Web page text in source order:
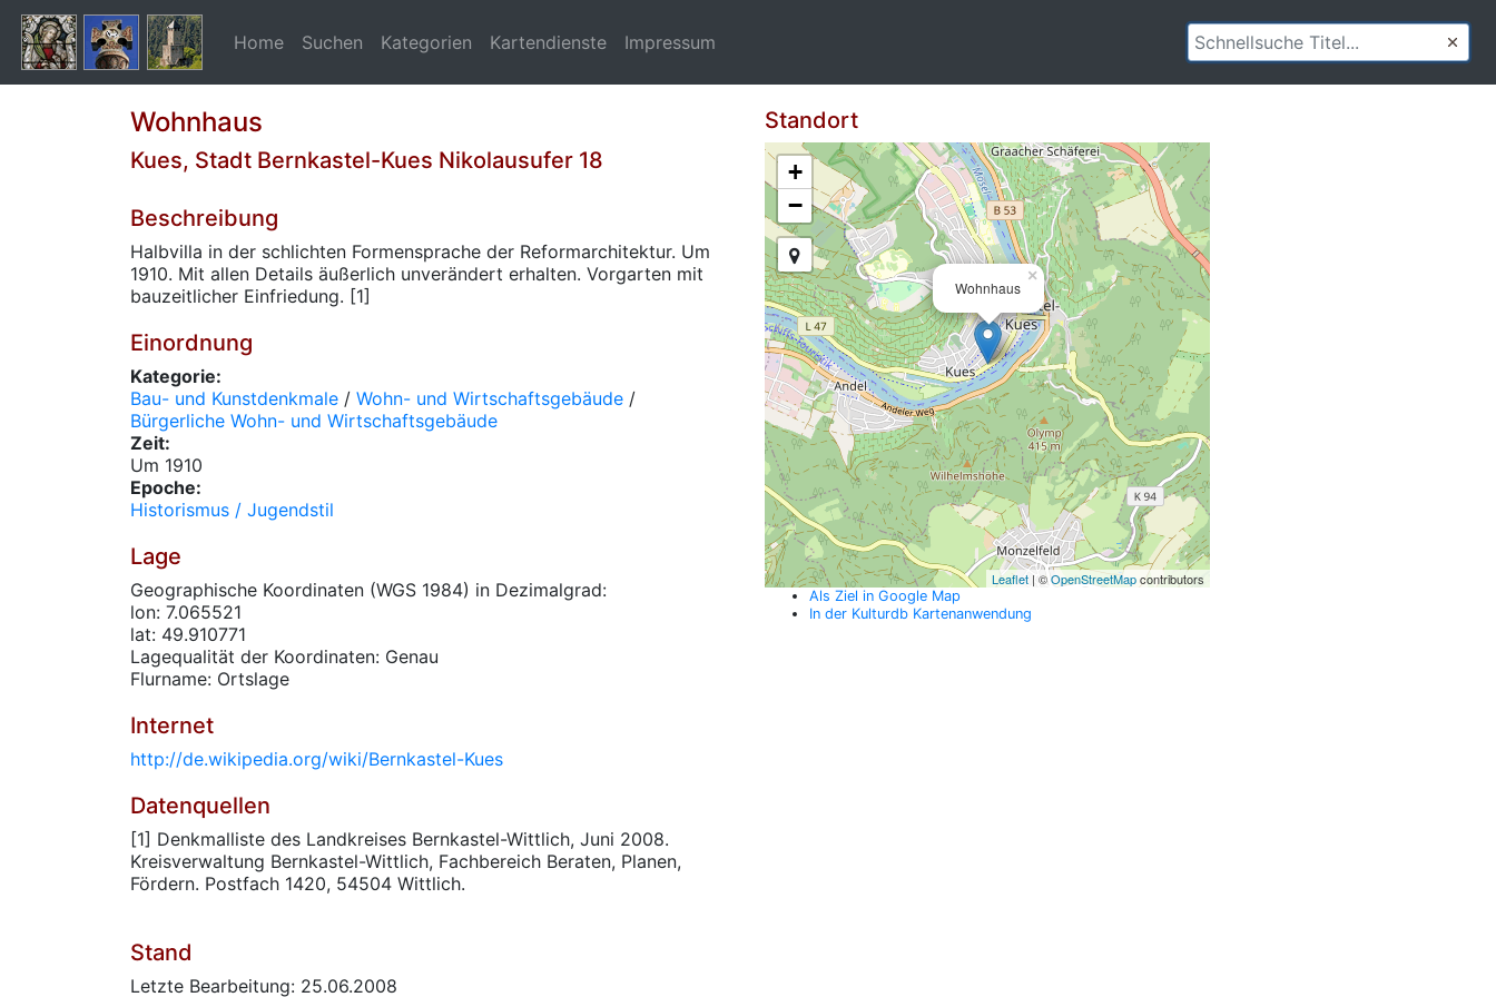
Home Suchen Kategorien Kartendienste Impressum
Wohnhaus
Kues, Stadt Bernkastel-Kues Nikolausufer 18
Beschreibung
Halbvilla in der schlichten Formensprache der Reformarchitektur. Um
1910. Mit allen Details äußerlich unverändert erhalten. Vorgarten mit
bauzeitlicher Einfriedung. [1]
Einordnung
Kategorie:
Bau- und Kunstdenkmale / Wohn- und Wirtschaftsgebäude /
Bürgerliche Wohn- und Wirtschaftsgebäude
Zeit:
Um 1910
Epoche:
Historismus / Jugendstil
Lage
Geographische Koordinaten (WGS 1984) in Dezimalgrad:
lon: 7.065521
lat: 49.910771
Lagequalität der Koordinaten: Genau
Flurname: Ortslage
Internet
http://de.wikipedia.org/wiki/Bernkastel-Kues
Datenquellen
[1] Denkmalliste des Landkreises Bernkastel-Wittlich, Juni 2008.
Kreisverwaltung Bernkastel-Wittlich, Fachbereich Beraten, Planen,
Fördern. Postfach 1420, 54504 Wittlich.
Stand
Letzte Bearbeitung: 25.06.2008
Standort
Wohnhaus
×
+
−
Leaflet | ©OpenStreetMapcontributors
Als Ziel in Google Map
In der Kulturdb Kartenanwendung